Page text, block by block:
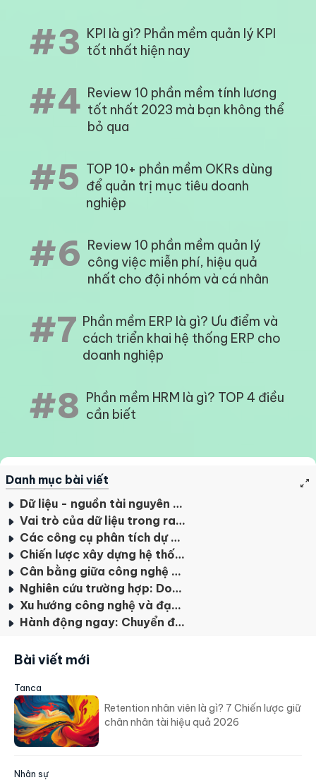
#3 KPI là gì? Phần mềm quản lý KPI
tốt nhất hiện nay
#4 Review 10 phần mềm tính lương
tốt nhất 2023 mà bạn không thể
bỏ qua
#5 TOP 10+ phần mềm OKRs dùng
để quản trị mục tiêu doanh
nghiệp
#6 Review 10 phần mềm quản lý
công việc miễn phí, hiệu quả
nhất cho đội nhóm và cá nhân
#7 Phần mềm ERP là gì? Ưu điểm và
cách triển khai hệ thống ERP cho
doanh nghiệp
#8 Phần mềm HRM là gì? TOP 4 điều
cần biết
Danh mục bài viết
Dữ liệu - nguồn tài nguyên quý giá trong kỷ nguyên số
Vai trò của dữ liệu trong ra quyết định nhân sự
Các công cụ phân tích dự đoán và ứng dụng
Chiến lược xây dựng hệ thống quản lý dữ liệu nhân sự hiệu quả
Cân bằng giữa công nghệ và yếu tố con người
Nghiên cứu trường hợp: Doanh nghiệp tăng hiệu suất nhờ phân tích dữ liệu nhân sự
Xu hướng công nghệ và đạo đức trong sử dụng dữ liệu nhân sự
Hành động ngay: Chuyển đổi quản lý nhân tài dựa trên dữ liệu
Bài viết mới
Tanca
Retention nhân viên là gì? 7 Chiến lược giữ
chân nhân tài hiệu quả 2026
Nhân sự